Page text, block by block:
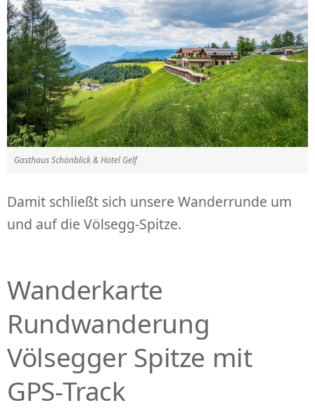
Gasthaus Schönblick & Hotel Gelf
Damit schließt sich unsere Wanderrunde um
und auf die Völsegg-Spitze.
Wanderkarte
Rundwanderung
Völsegger Spitze mit
GPS-Track